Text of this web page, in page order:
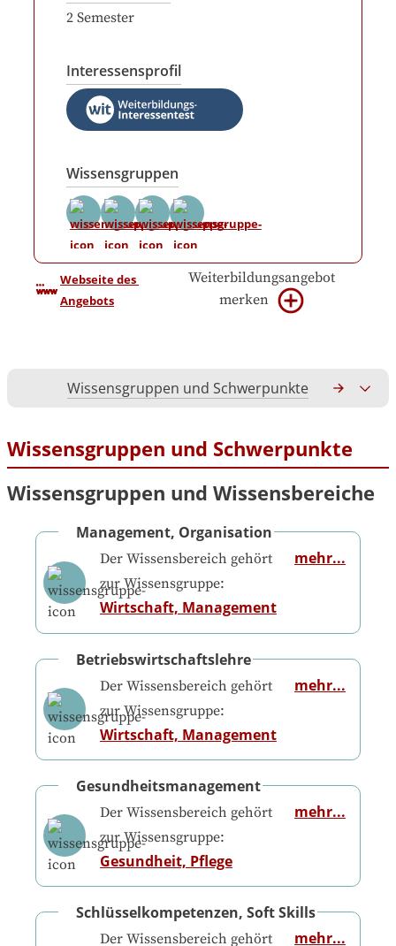
2 Semester
Interessensprofil
Wissensgruppen
Webseite des
Angebots
Weiterbildungsangebot
merken
Wissensgruppen und Schwerpunkte
Wissensgruppen und Schwerpunkte
Wissensgruppen und Wissensbereiche
Management, Organisation
Der Wissensbereich gehört
zur Wissensgruppe:
Wirtschaft, Management
mehr...
Betriebswirtschaftslehre
Der Wissensbereich gehört
zur Wissensgruppe:
Wirtschaft, Management
mehr...
Gesundheitsmanagement
Der Wissensbereich gehört
zur Wissensgruppe:
Gesundheit, Pflege
mehr...
Schlüsselkompetenzen, Soft Skills
Der Wissensbereich gehört
mehr...